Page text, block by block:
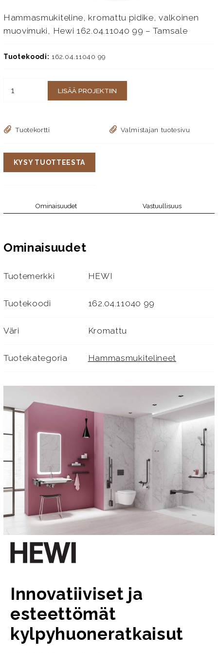
Hammasmukiteline, kromattu pidike, valkoinen
muovimuki, Hewi 162.04.11040 99 – Tamsale
Tuotekoodi: 162.04.11040 99
LISÄÄ PROJEKTIIN
Tuotekortti Valmistajan tuotesivu
KYSY TUOTTEESTA
Ominaisuudet Vastuullisuus
Ominaisuudet
Tuotemerkki HEWI
Tuotekoodi 162.04.11040 99
Väri Kromattu
Tuotekategoria Hammasmukitelineet
Innovatiiviset ja
esteettömät
kylpyhuoneratkaisut